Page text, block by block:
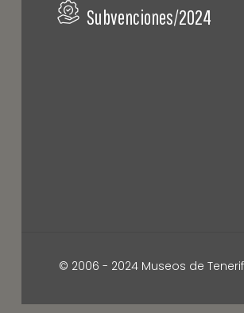
Subvenciones/2024
© 2006 - 2024 Museos de